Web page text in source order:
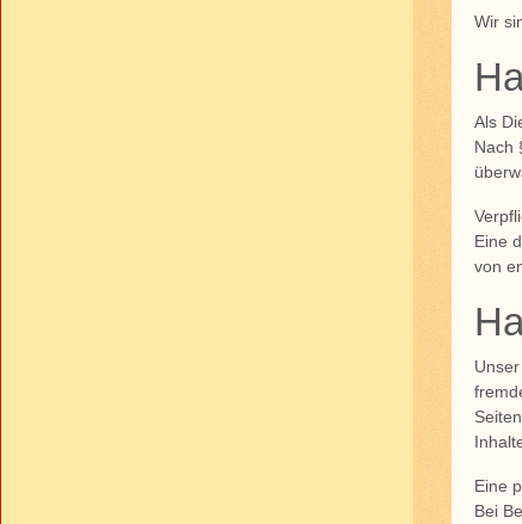
Wir
Als
Nach
Eine
von
Eine
Bei